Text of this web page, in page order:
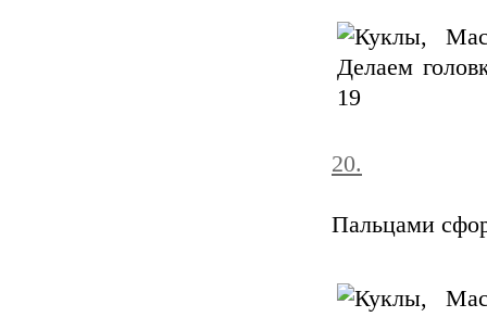
20.
Пальцами